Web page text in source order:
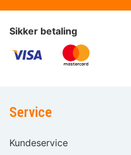
Sikker betaling
Service
Kundeservice